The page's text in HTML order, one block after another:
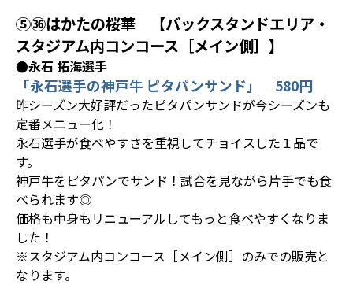
⑤㊱はかたの桜華 【バックスタンドエリア・
スタジアム内コンコース［メイン側］】
●永石 拓海選手
「永石選手の神戸牛 ピタパンサンド」 580円
昨シーズン大好評だったピタパンサンドが今シーズンも
定番メニュー化！
永石選手が食べやすさを重視してチョイスした１品で
す。
神戸牛をピタパンでサンド！試合を見ながら片手でも食
べられます◎
価格も中身もリニューアルしてもっと食べやすくなりま
した！
※スタジアム内コンコース［メイン側］のみでの販売と
なります。